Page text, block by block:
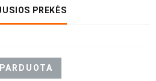
PREKĖS